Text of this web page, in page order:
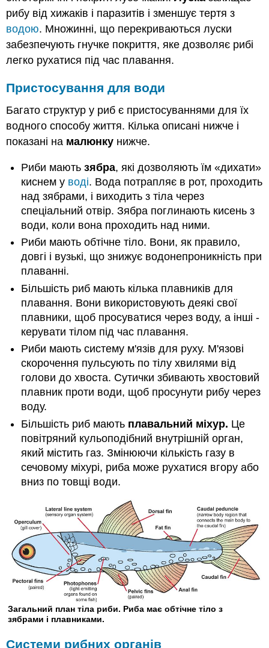
рибу від хижаків і паразитів і зменшує тертя з
водою. Множинні, що перекриваються луски
забезпечують гнучке покриття, яке дозволяє рибі
легко рухатися під час плавання.
Пристосування для води
Багато структур у риб є пристосуваннями для їх
водного способу життя. Кілька описані нижче і
показані на малюнку нижче.
Риби маютьзябра, які дозволяють їм «дихати»
киснем у воді. Вода потрапляє в рот, проходить
над зябрами, і виходить з тіла через
спеціальний отвір. Зябра поглинають кисень з
води, коли вона проходить над ними.
Риби мають обтічне тіло. Вони, як правило,
довгі і вузькі, що знижує водонепроникність при
плаванні.
Більшість риб мають кілька плавників для
плавання. Вони використовують деякі свої
плавники, щоб просуватися через воду, а інші -
керувати тілом під час плавання.
Риби мають систему м'язів для руху. М'язові
скорочення пульсують по тілу хвилями від
голови до хвоста. Сутички збивають хвостовий
плавник проти води, щоб просунути рибу через
воду.
Більшість риб мають плавальний міхур. Це
повітряний кульоподібний внутрішній орган,
який містить газ. Змінюючи кількість газу в
сечовому міхурі, риба може рухатися вгору або
вниз по товщі води.
Загальний план тіла риби. Риба має обтічне тіло з
зябрами і плавниками.
Системи рибних органів